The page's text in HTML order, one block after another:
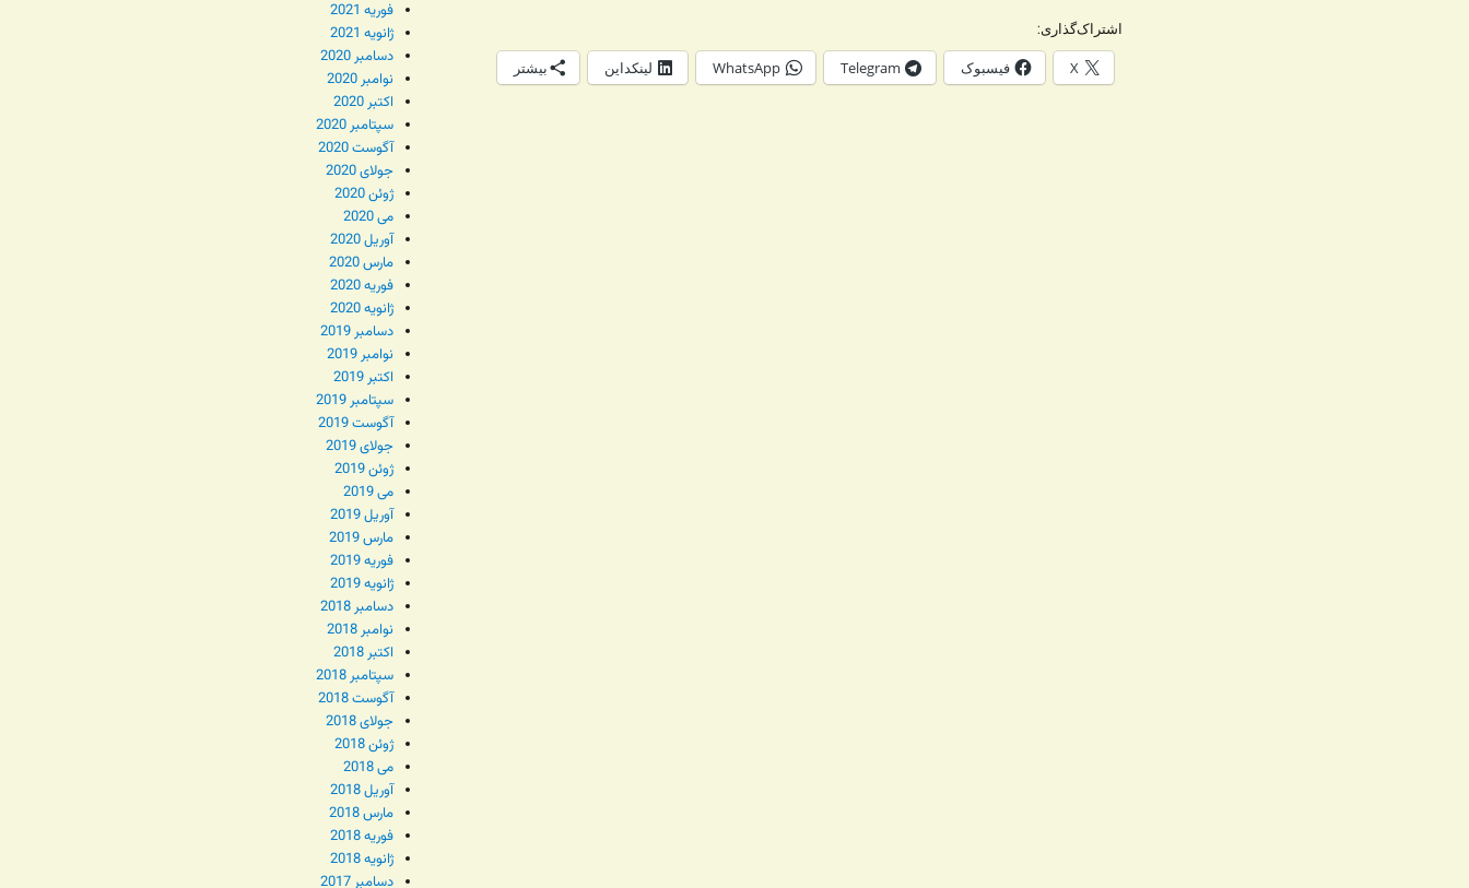
اشتراک‌گذاری:
X فیسبوک Telegram
WhatsApp لینکداین بیشتر
فوریه 2021
ژانویه 2021
دسامبر 2020
نوامبر 2020
اکتبر 2020
سپتامبر 2020
آگوست 2020
جولای 2020
ژوئن 2020
می 2020
آوریل 2020
مارس 2020
فوریه 2020
ژانویه 2020
دسامبر 2019
نوامبر 2019
اکتبر 2019
سپتامبر 2019
آگوست 2019
جولای 2019
ژوئن 2019
می 2019
آوریل 2019
مارس 2019
فوریه 2019
ژانویه 2019
دسامبر 2018
نوامبر 2018
اکتبر 2018
سپتامبر 2018
آگوست 2018
جولای 2018
ژوئن 2018
می 2018
آوریل 2018
مارس 2018
فوریه 2018
ژانویه 2018
دسامبر 2017